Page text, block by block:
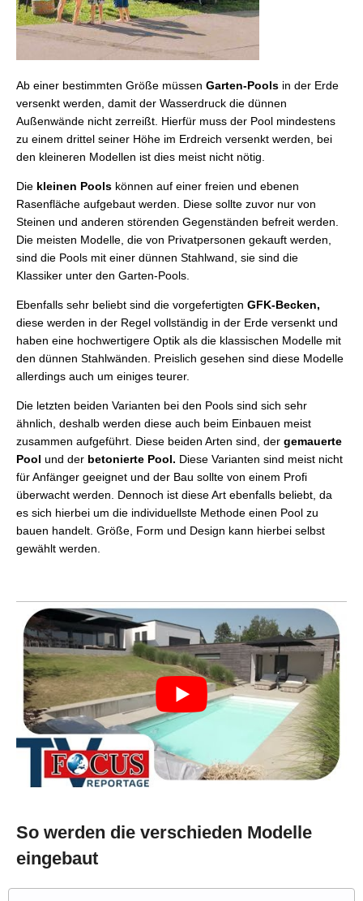
Ab einer bestimmten Größe müssen Garten-Pools in der Erde
versenkt werden, damit der Wasserdruck die dünnen
Außenwände nicht zerreißt. Hierfür muss der Pool mindestens
zu einem drittel seiner Höhe im Erdreich versenkt werden, bei
den kleineren Modellen ist dies meist nicht nötig.
Die kleinen Pools können auf einer freien und ebenen
Rasenfläche aufgebaut werden. Diese sollte zuvor nur von
Steinen und anderen störenden Gegenständen befreit werden.
Die meisten Modelle, die von Privatpersonen gekauft werden,
sind die Pools mit einer dünnen Stahlwand, sie sind die
Klassiker unter den Garten-Pools.
Ebenfalls sehr beliebt sind die vorgefertigten GFK-Becken,
diese werden in der Regel vollständig in der Erde versenkt und
haben eine hochwertigere Optik als die klassischen Modelle mit
den dünnen Stahlwänden. Preislich gesehen sind diese Modelle
allerdings auch um einiges teurer.
Die letzten beiden Varianten bei den Pools sind sich sehr
ähnlich, deshalb werden diese auch beim Einbauen meist
zusammen aufgeführt. Diese beiden Arten sind, der gemauerte
Pool und der betonierte Pool. Diese Varianten sind meist nicht
für Anfänger geeignet und der Bau sollte von einem Profi
überwacht werden. Dennoch ist diese Art ebenfalls beliebt, da
es sich hierbei um die individuellste Methode einen Pool zu
bauen handelt. Größe, Form und Design kann hierbei selbst
gewählt werden.
So werden die verschieden Modelle
eingebaut